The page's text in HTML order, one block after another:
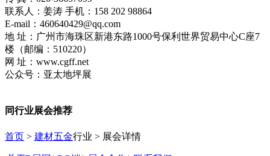
联系人：姜涛 手机：158 202 98864
E-mail：460640429@qq.com
地 址：广州市海珠区新港东路1000号保利世界贸易中心C座7
楼（邮编：510220）
网 址：www.cgff.net
公众号：亚太地坪展
同行业展会推荐
首页 > 建材五金行业 > 展会详情